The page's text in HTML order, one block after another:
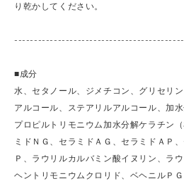
り乾かしてください。
■成分
水、セタノール、ジメチコン、グリセリ
アルコール、ステアリルアルコール、加
プロピルトリモニウム加水分解ケラチン
ミドＮＧ、セラミドＡＧ、セラミドＡＰ
Ｐ、ラウリルカルバミン酸イヌリン、ラ
ヘントリモニウムクロリド、ベヘニルＰ